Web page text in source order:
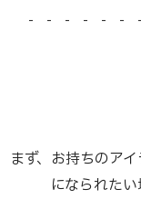
- - - - - -
まず、お持ちのア
になられた